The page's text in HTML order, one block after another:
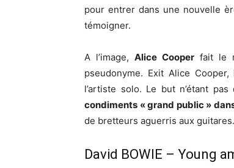
pour entrer dans une nouvelle
témoigner.
A l’image, Alice Cooperfait le
pseudonyme. Exit Alice Cooper,
l’artiste solo. Le but n’étant
condiments « grand public »
de bretteurs aguerris aux guitares.
David BOWIE – Young